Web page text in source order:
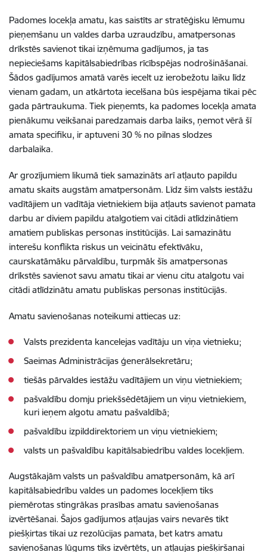
Padomes locekļa amatu, kas saistīts ar stratēģisku lēmumu
pieņemšanu un valdes darba uzraudzību, amatpersonas
drīkstēs savienot tikai izņēmuma gadījumos, ja tas
nepieciešams kapitālsabiedrības rīcībspējas nodrošināšanai.
Šādos gadījumos amatā varēs iecelt uz ierobežotu laiku līdz
vienam gadam, un atkārtota iecelšana būs iespējama tikai pēc
gada pārtraukuma. Tiek pieņemts, ka padomes locekļa amata
pienākumu veikšanai paredzamais darba laiks, ņemot vērā šī
amata specifiku, ir aptuveni 30 % no pilnas slodzes
darbalaika.
Ar grozījumiem likumā tiek samazināts arī atļauto papildu
amatu skaits augstām amatpersonām. Līdz šim valsts iestāžu
vadītājiem un vadītāja vietniekiem bija atļauts savienot pamata
darbu ar diviem papildu atalgotiem vai citādi atlīdzinātiem
amatiem publiskas personas institūcijās. Lai samazinātu
interešu konflikta riskus un veicinātu efektīvāku,
caurskatāmāku pārvaldību, turpmāk šīs amatpersonas
drīkstēs savienot savu amatu tikai ar vienu citu atalgotu vai
citādi atlīdzinātu amatu publiskas personas institūcijās.
Amatu savienošanas noteikumi attiecas uz:
Valsts prezidenta kancelejas vadītāju un viņa vietnieku;
Saeimas Administrācijas ģenerālsekretāru;
tiešās pārvaldes iestāžu vadītājiem un viņu vietniekiem;
pašvaldību domju priekšsēdētājiem un viņu vietniekiem,
kuri ieņem algotu amatu pašvaldībā;
pašvaldību izpilddirektoriem un viņu vietniekiem;
valsts un pašvaldību kapitālsabiedrību valdes locekļiem.
Augstākajām valsts un pašvaldību amatpersonām, kā arī
kapitālsabiedrību valdes un padomes locekļiem tiks
piemērotas stingrākas prasības amatu savienošanas
izvērtēšanai. Šajos gadījumos atļaujas vairs nevarēs tikt
piešķirtas tikai uz rezolūcijas pamata, bet katrs amatu
savienošanas lūgums tiks izvērtēts, un atļaujas piešķiršanai